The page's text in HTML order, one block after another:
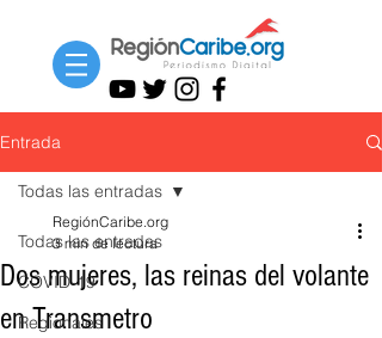
Entrada
Todas las entradas
COVID-19
Regionales
Todas las entradas
Dos mujeres, las reinas del volante
en Transmetro
RegiónCaribe.org
3 min de lectura